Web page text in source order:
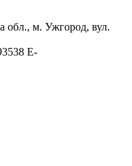
обл., м. Ужгород, вул.
E-